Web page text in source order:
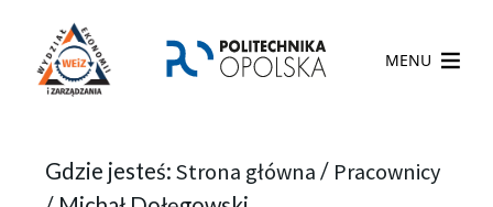
MENU
Gdzie jesteś: Strona główna / Pracownicy